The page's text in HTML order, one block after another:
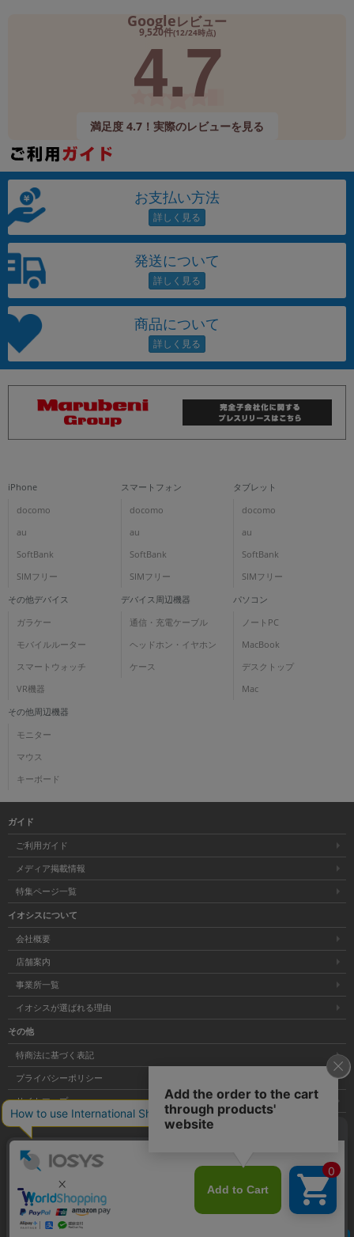
Googleレビュー
9,520件(12/24時点)
4.7
満足度 4.7！実際のレビューを見る
お支払い方法
発送について
商品について
iPhone
docomo
au
SoftBank
SIMフリー
スマートフォン
docomo
au
SoftBank
SIMフリー
タブレット
docomo
au
SoftBank
SIMフリー
その他デバイス
ガラケー
モバイルルーター
スマートウォッチ
VR機器
デバイス周辺機器
通信・充電ケーブル
ヘッドホン・イヤホン
ケース
パソコン
ノートPC
MacBook
デスクトップ
Mac
その他周辺機器
モニター
マウス
キーボード
ガイド
ご利用ガイド
メディア掲載情報
特集ページ一覧
イオシスについて
会社概要
店舗案内
事業所一覧
イオシスが選ばれる理由
その他
特商法に基づく表記
プライバシーポリシー
サイトマップ
大阪府公安委員会発行 古物商許可証 第621121002176号
Copyright © 株式会社イオシス All Rights Reserved. クリア